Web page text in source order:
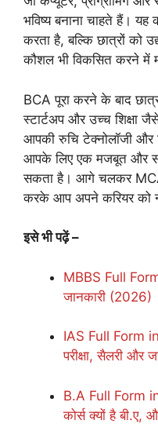
भविष्य बनाना चाहते हैं। यह
करता है, बल्कि छात्रों को
कौशल भी विकसित करने में
BCA पूरा करने के बाद
स्टार्टअप और उच्च शिक्षा
आपकी रुचि टेक्नोलॉजी और
आपके लिए एक मजबूत और
सकता है। आगे चलकर
करके आप अपने करियर को
इसे भी पढ़ें –
MBBS Full
जानकारी (2026)
IAS Full Form in
परीक्षा, सैलरी और
B.A Full Form
कोर्स क्यों है बी.ए,